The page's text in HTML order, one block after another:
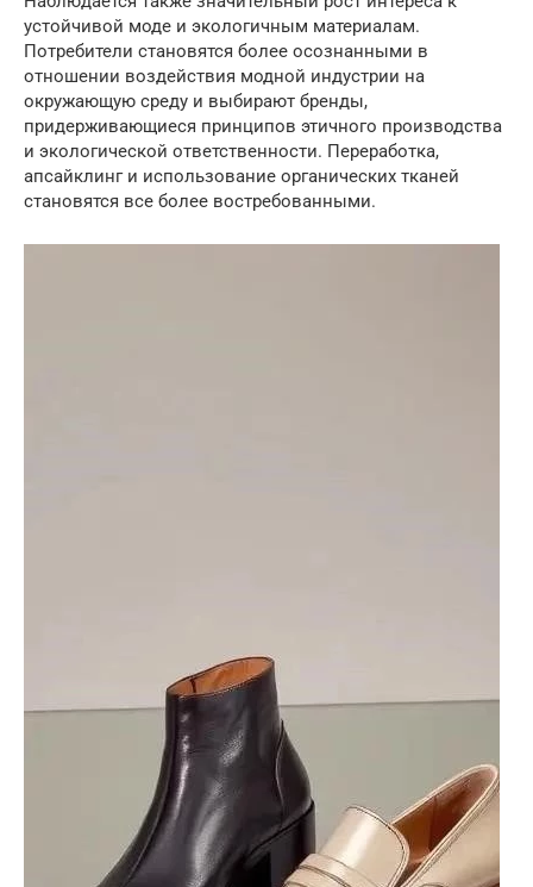
устойчивой моде и экологичным материалам.
Потребители становятся более осознанными в
отношении воздействия модной индустрии на
окружающую среду и выбирают бренды,
придерживающиеся принципов этичного производства
и экологической ответственности. Переработка,
апсайклинг и использование органических тканей
становятся все более востребованными.